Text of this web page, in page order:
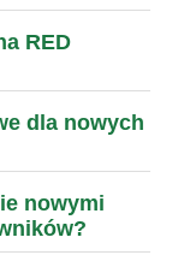
RED
dla nowych
nowymi